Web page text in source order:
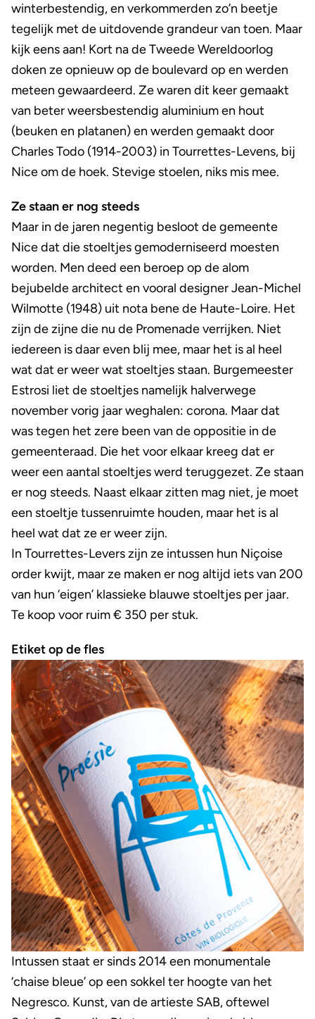
winterbestendig, en verkommerden zo’n beetje
tegelijk met de uitdovende grandeur van toen. Maar
kijk eens aan! Kort na de Tweede Wereldoorlog
doken ze opnieuw op de boulevard op en werden
meteen gewaardeerd. Ze waren dit keer gemaakt
van beter weersbestendig aluminium en hout
(beuken en platanen) en werden gemaakt door
Charles Todo (1914-2003) in Tourrettes-Levens, bij
Nice om de hoek. Stevige stoelen, niks mis mee.
Ze staan er nog steeds
Maar in de jaren negentig besloot de gemeente
Nice dat die stoeltjes gemoderniseerd moesten
worden. Men deed een beroep op de alom
bejubelde architect en vooral designer Jean-Michel
Wilmotte (1948) uit nota bene de Haute-Loire. Het
zijn de zijne die nu de Promenade verrijken. Niet
iedereen is daar even blij mee, maar het is al heel
wat dat er weer wat stoeltjes staan. Burgemeester
Estrosi liet de stoeltjes namelijk halverwege
november vorig jaar weghalen: corona. Maar dat
was tegen het zere been van de oppositie in de
gemeenteraad. Die het voor elkaar kreeg dat er
weer een aantal stoeltjes werd teruggezet. Ze staan
er nog steeds. Naast elkaar zitten mag niet, je moet
een stoeltje tussenruimte houden, maar het is al
heel wat dat ze er weer zijn.
In Tourrettes-Levers zijn ze intussen hun Niçoise
order kwijt, maar ze maken er nog altijd iets van 200
van hun ‘eigen’ klassieke blauwe stoeltjes per jaar.
Te koop voor ruim € 350 per stuk.
Etiket op de fles
Intussen staat er sinds 2014 een monumentale
‘chaise bleue’ op een sokkel ter hoogte van het
Negresco. Kunst, van de artieste SAB, oftewel